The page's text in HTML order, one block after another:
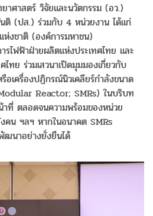
าศาสตร์ วิจัยและนวัตกรรม (อว.)
ติ (ปส.) ร่วมกับ 4 หน่วยงาน ได้แก่
ห่งชาติ (องค์การมหาชน)
ไฟฟ้าฝ่ายผลิตแห่งประเทศไทย และ
ไทย ร่วมเสวนาเปิดมุมมองเกี่ยวกับ
รือเครื่องปฏิกรณ์นิวเคลียร์กำลังขนาด
Reactor; SMRs) ในบริบท
ที่ ตลอดจนความพร้อมของหน่วย
น ฯลฯ หากในอนาคต SMRs
ฒนาอย่างยั่งยืนได้